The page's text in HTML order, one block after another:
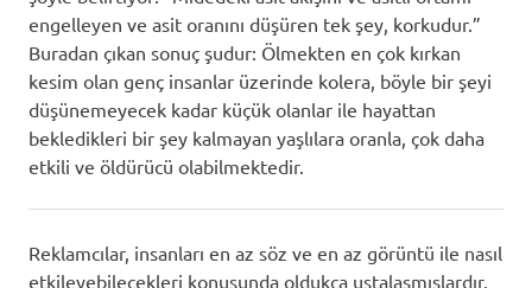
engelleyen ve asit oranını düşüren tek şey, korkudur.”
Buradan çıkan sonuç şudur: Ölmekten en çok kırkan
kesim olan genç insanlar üzerinde kolera, böyle bir şeyi
düşünemeyecek kadar küçük olanlar ile hayattan
bekledikleri bir şey kalmayan yaşlılara oranla, çok daha
etkili ve öldürücü olabilmektedir.
Reklamcılar, insanları en az söz ve en az görüntü ile nasıl
etkileyebilecekleri konusunda oldukça ustalaşmışlardır.